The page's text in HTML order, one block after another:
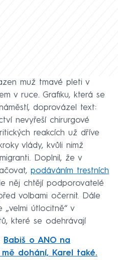
muž tmavé pleti v
v ruce. Grafiku, která se
doprovázel text:
nevyřeší chirurgové
reakcích už dříve
vlády, kvůli nimž
Doplnil, že v
podáváním trestních
něj chtějí podporovatelé
volbami očernit. Dále
„velmi útlocitně“ v
které se odehrávají
Babiš o ANO na
dohání, Karel také.